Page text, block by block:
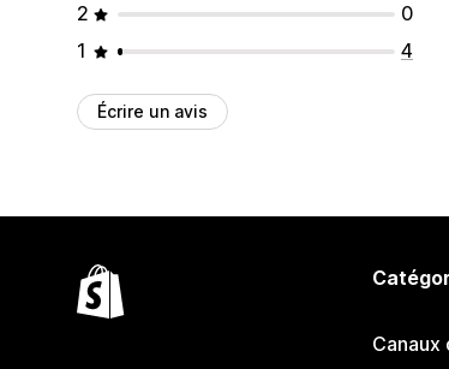
2
0
1
4
Écrire un avis
Canaux